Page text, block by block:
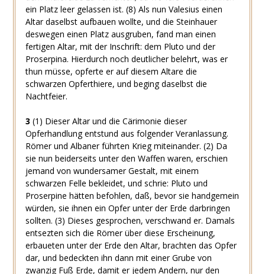
ein Platz leer gelassen ist. (8) Als nun Valesius einen
Altar daselbst aufbauen wollte, und die Steinhauer
deswegen einen Platz ausgruben, fand man einen
fertigen Altar, mit der Inschrift: dem Pluto und der
Proserpina. Hierdurch noch deutlicher belehrt, was er
thun müsse, opferte er auf diesem Altare die
schwarzen Opferthiere, und beging daselbst die
Nachtfeier.
3 (1) Dieser Altar und die Cärimonie dieser
Opferhandlung entstund aus folgender Veranlassung.
Römer und Albaner führten Krieg miteinander. (2) Da
sie nun beiderseits unter den Waffen waren, erschien
jemand von wundersamer Gestalt, mit einem
schwarzen Felle bekleidet, und schrie: Pluto und
Proserpine hätten befohlen, daß, bevor sie handgemein
würden, sie ihnen ein Opfer unter der Erde darbringen
sollten. (3) Dieses gesprochen, verschwand er. Damals
entsezten sich die Römer über diese Erscheinung,
erbaueten unter der Erde den Altar, brachten das Opfer
dar, und bedeckten ihn dann mit einer Grube von
zwanzig Fuß Erde, damit er jedem Andern, nur den